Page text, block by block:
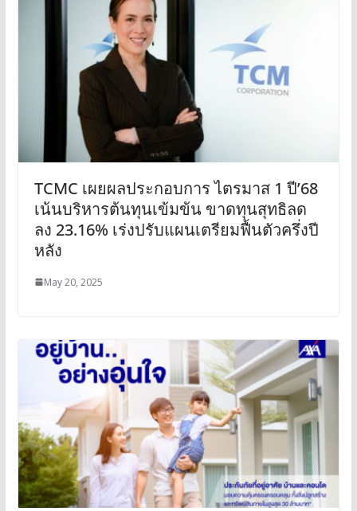
TCMC เผยผลประกอบการ ไตรมาส 1 ปี’68
เน้นบริหารต้นทุนเข้มข้น ขาดทุนสุทธิลด
ลง 23.16% เร่งปรับแผนเตรียมฟื้นตัวครึ่งปี
หลัง
May 20, 2025